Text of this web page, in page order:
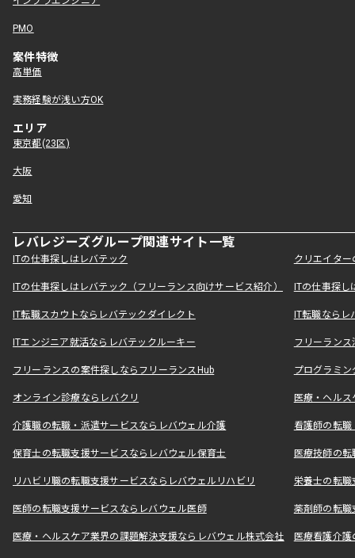
PMO
案件特徴
高単価
実務経験が浅い方OK
エリア
東京都(23区)
大阪
愛知
レバレジーズグループ関連サイト一覧
ITの仕事探しはレバテック クリエイタ
ITの仕事探しはレバテック（フリーランス向けサービス紹介） ITの仕事探
IT転職スカウトならレバテックダイレクト IT転職なら
ITエンジニア就活ならレバテックルーキー フリーラン
フリーランスの案件探しならフリーランスHub プログラミ
オンライン診療ならレバクリ 医療・ヘル
介護職の転職・派遣サービスならレバウェル介護 看護師の転
保育士の転職支援サービスならレバウェル保育士 医療技師の
リハビリ職の転職支援サービスならレバウェルリハビリ 栄養士の転
医師の転職支援サービスならレバウェル医師 薬剤師の転
医療・ヘルスケア業界の課題解決支援ならレバウェル株式会社 医療看護介